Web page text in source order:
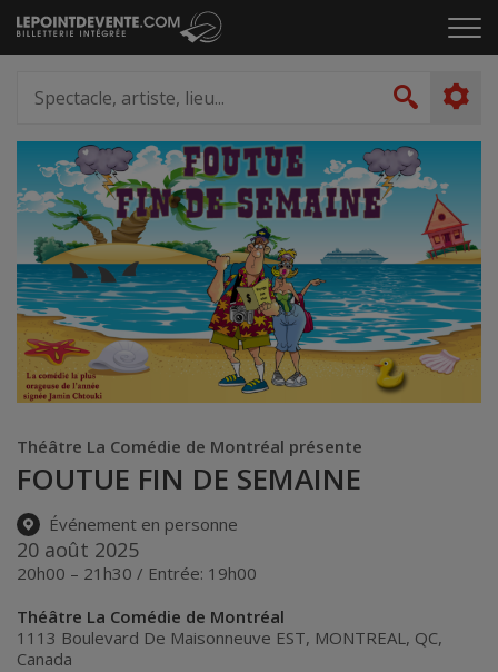
Passer
au
le
artiste,
lieu...
Théâtre La Comédie de Montréal présente
FOUTUE FIN DE SEMAINE
Événement en personne
20 août 2025
20h00 – 21h30 / Entrée: 19h00
Théâtre La Comédie de Montréal
1113 Boulevard De Maisonneuve EST, MONTREAL, QC,
Canada